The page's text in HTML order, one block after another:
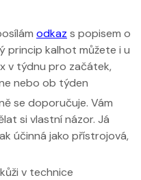
odkaz s popisem o
princip kalhot můžete i u
v týdnu pro začátek,
nebo ob týden
se doporučuje. Vám
si vlastní názor. Já
účinná jako přístrojová,
v technice